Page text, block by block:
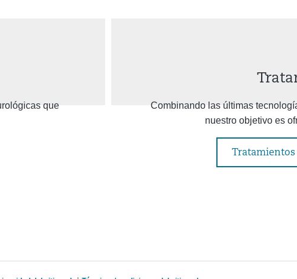
que
Combinando las últimas
nuestro objetivo es
Tratamientos